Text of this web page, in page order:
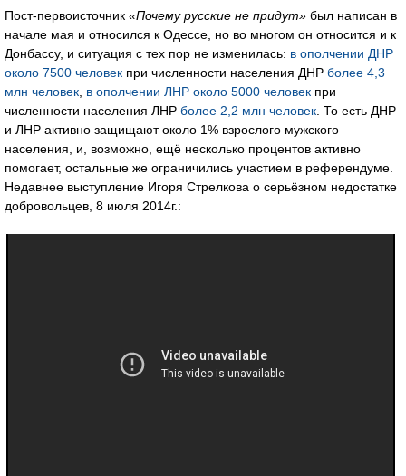
Пост-первоисточник «Почему русские не придут» был написан в
начале мая и относился к Одессе, но во многом он относится и к
Донбассу, и ситуация с тех пор не изменилась: в ополчении ДНР
около 7500 человек при численности населения ДНР более 4,3
млн человек в ополчении ЛНР около 5000 человек при
численности населения ЛНР более 2,2 млн человек . То есть ДНР
и ЛНР активно защищают около 1% взрослого мужского
населения, и, возможно, ещё несколько процентов активно
помогает, остальные же ограничились участием в референдуме.
Недавнее выступление Игоря Стрелкова о серьёзном недостатке
добровольцев, 8 июля 2014г.: